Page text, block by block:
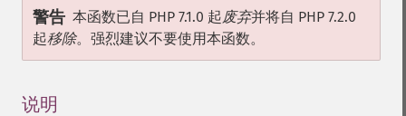
警告 本函数已自 PHP 7.1.0 起废弃并将自 PHP 7.2.0
起移除。强烈建议不要使用本函数。
说明